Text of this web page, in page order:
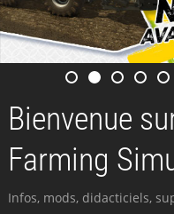
Bienvenue
Farming
Infos, mods, didacticiels,